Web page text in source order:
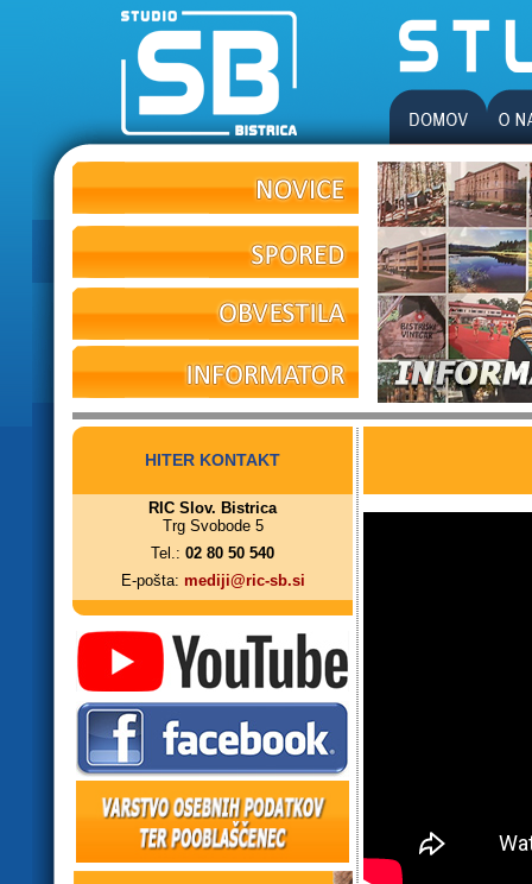
HITER KONTAKT
RIC Slov. Bistrica
Trg Svobode 5
Tel.: 02 80 50 540
E-pošta: mediji@ric-sb.si